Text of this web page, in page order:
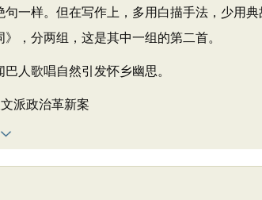
一样。但在写作上，多用白描手法，少用典
，分两组，这是其中一组的第二首。
人歌唱自然引发怀乡幽思。
派政治革新案